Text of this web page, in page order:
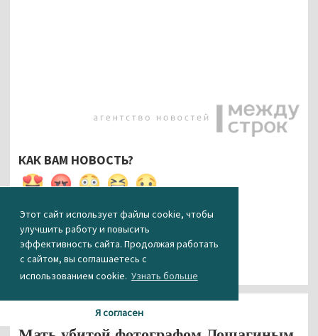
Этот сайт использует файлы cookie, чтобы
улучшить работу и повысить
эффективность сайта. Продолжая работать
с сайтом, вы соглашаетесь с
использованием cookie. Узнать больше
Я согласен
КАК ВАМ НОВОСТЬ?